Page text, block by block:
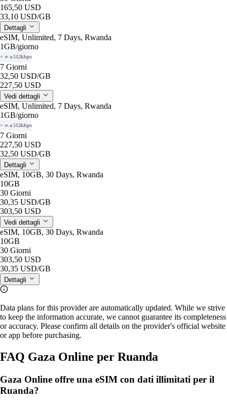
165,50 USD
33,10 USD/GB
Dettagli
eSIM, Unlimited, 7 Days, Rwanda
1GB/giorno
+ ∞ a 512kbps
7 Giorni
32,50 USD/GB
227,50 USD
Vedi dettagli
eSIM, Unlimited, 7 Days, Rwanda
1GB/giorno
+ ∞ a 512kbps
7 Giorni
227,50 USD
32,50 USD/GB
Dettagli
eSIM, 10GB, 30 Days, Rwanda
10GB
30 Giorni
30,35 USD/GB
303,50 USD
Vedi dettagli
eSIM, 10GB, 30 Days, Rwanda
10GB
30 Giorni
303,50 USD
30,35 USD/GB
Dettagli
Data plans for this provider are automatically updated. While we strive
to keep the information accurate, we cannot guarantee its completeness
or accuracy. Please confirm all details on the provider's official website
or app before purchasing.
FAQ Gaza Online per Ruanda
Gaza Online offre una eSIM con dati illimitati per il
Ruanda?